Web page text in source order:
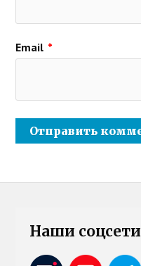
Email *
Наши соцсети